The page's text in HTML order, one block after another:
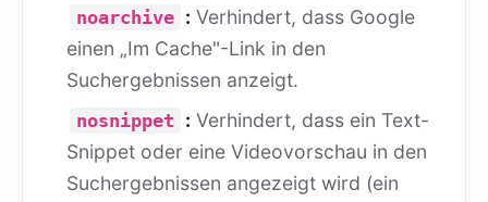
noarchive : Verhindert, dass Google
einen „Im Cache"-Link in den
Suchergebnissen anzeigt.
nosnippet : Verhindert, dass ein Text-
Snippet oder eine Videovorschau in den
Suchergebnissen angezeigt wird (ein